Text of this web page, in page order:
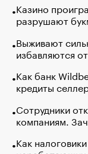
Казино
разрушают
Выживают
избавляются
Как банк
кредиты
Сотрудники
компаниям.
Как